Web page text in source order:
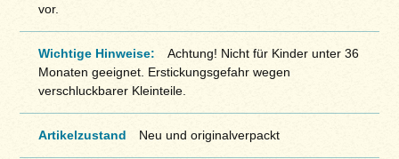
vor.
Wichtige Hinweise:
Achtung! Nicht für Kinder unter 36
Monaten geeignet. Erstickungsgefahr wegen
verschluckbarer Kleinteile.
Artikelzustand Neu und originalverpackt